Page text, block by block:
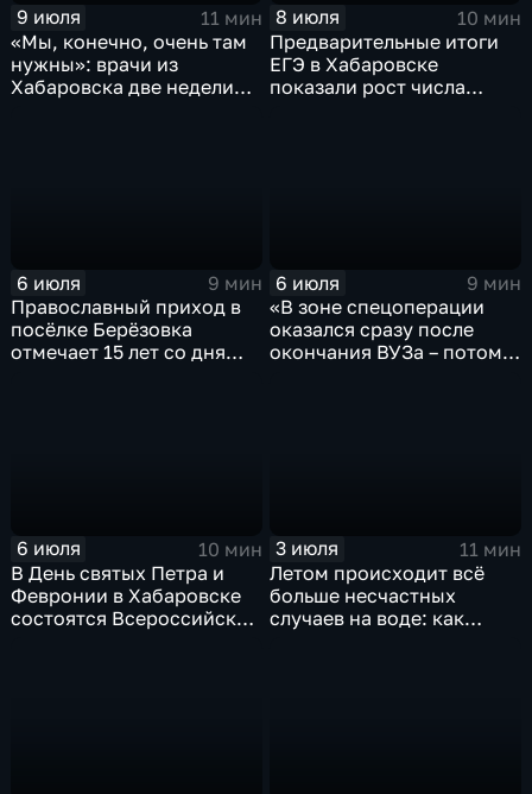
9 июля
11 мин
«Мы, конечно, очень там
нужны»: врачи из
Хабаровска две недели
8 июля
10 мин
Предварительные итоги
ЕГЭ в Хабаровске
показали рост числа
6 июля
9 мин
Православный приход в
посёлке Берёзовка
отмечает 15 лет со дня
6 июля
9 мин
«В зоне спецоперации
оказался сразу после
окончания ВУЗа – потому
6 июля
10 мин
В День святых Петра и
Февронии в Хабаровске
состоятся Всероссийский
3 июля
11 мин
Летом происходит всё
больше несчастных
случаев на воде: как